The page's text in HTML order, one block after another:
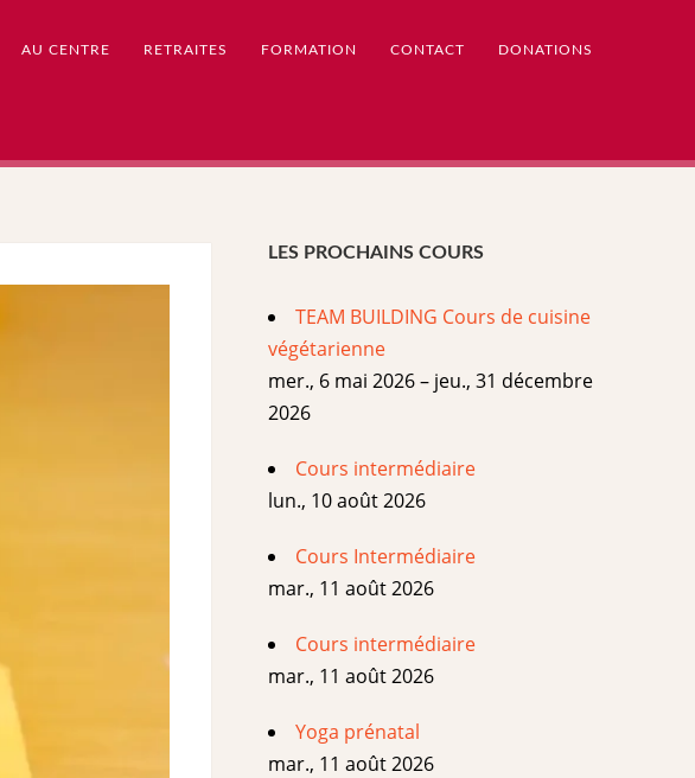
AU CENTRE RETRAITES FORMATION CONTACT DONATIONS
LES PROCHAINS COURS
TEAM BUILDING Cours de cuisine
végétarienne
mer., 6 mai 2026 – jeu., 31 décembre
2026
Cours intermédiaire
lun., 10 août 2026
Cours Intermédiaire
mar., 11 août 2026
Cours intermédiaire
mar., 11 août 2026
Yoga prénatal
mar., 11 août 2026